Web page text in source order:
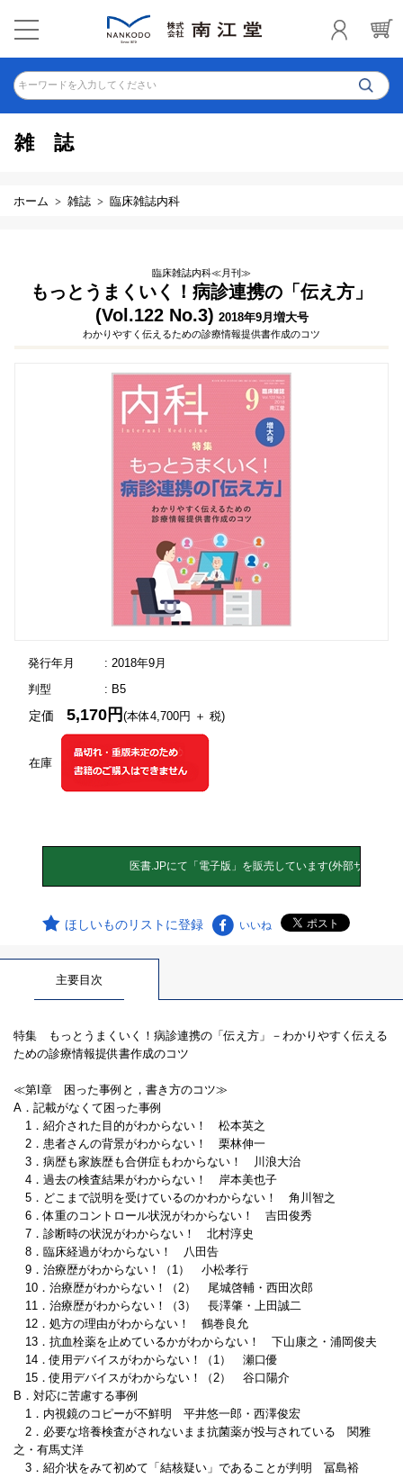
キーワードを入力してください
雑誌
ホーム 雑誌 臨床雑誌内科
臨床雑誌内科≪月刊≫
もっとうまくいく！病診連携の「伝え方」
(Vol.122 No.3) 2018年9月増大号
わかりやすく伝えるための診療情報提供書作成のコツ
発行年月
: 2018年9月
判型
: B5
在庫
定価5,170円(本体4,700円 ＋ 税)
ほしいものリストに登録 いいね
主要目次
特集 もっとうまくいく！病診連携の「伝え方」－わかりやすく伝える
ための診療情報提供書作成のコツ
≪第I章 困った事例と，書き方のコツ≫
A．記載がなくて困った事例
1．紹介された目的がわからない！ 松本英之
2．患者さんの背景がわからない！ 栗林伸一
3．病歴も家族歴も合併症もわからない！ 川浪大治
4．過去の検査結果がわからない！ 岸本美也子
5．どこまで説明を受けているのかわからない！ 角川智之
6．体重のコントロール状況がわからない！ 吉田俊秀
7．診断時の状況がわからない！ 北村淳史
8．臨床経過がわからない！ 八田告
9．治療歴がわからない！（1） 小松孝行
10．治療歴がわからない！（2） 尾城啓輔・西田次郎
11．治療歴がわからない！（3） 長澤肇・上田誠二
12．処方の理由がわからない！ 鶴巻良允
13．抗血栓薬を止めているかがわからない！ 下山康之・浦岡俊夫
14．使用デバイスがわからない！（1） 瀬口優
15．使用デバイスがわからない！（2） 谷口陽介
B．対応に苦慮する事例
1．内視鏡のコピーが不鮮明 平井悠一郎・西澤俊宏
2．必要な培養検査がされないまま抗菌薬が投与されている 関雅
之・有馬丈洋
3．紹介状をみて初めて「結核疑い」であることが判明 冨島裕